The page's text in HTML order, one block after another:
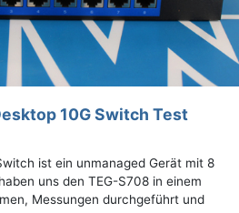
10G Switch Test
ist ein unmanaged Gerät mit 8
uns den TEG-S708 in einem
Messungen durchgeführt und